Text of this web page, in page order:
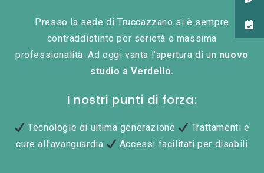
Presso la sede di Truccazzano si è sempre
contraddistinto per serietà e massima
professionalità. Ad oggi vanta l’apertura di un nuovo
studio a Verdello.
I nostri punti di forza:
Tecnologie di ultima generazione
Trattamenti e
cure all'avanguardia
Accessi facilitati per disabili